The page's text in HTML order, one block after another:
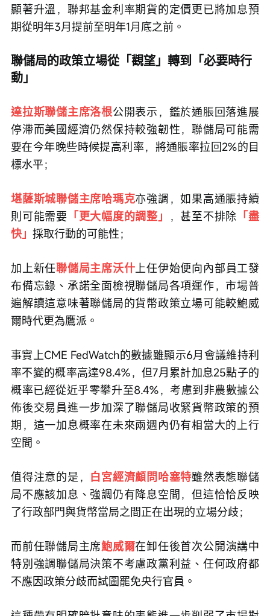
顯著升溫，聯邦基金利率期貨的定價更已將加息預
期從明年3月提前至明年1月底之前。
聯儲局的政策立場從「觀望」轉到「必要時行
動」
達拉斯聯儲主席洛根公開表示，鑑於通脹回落進展
停滯而美國經濟仍然保持較強韌性，聯儲局可能需
要在今年晚些時候提高利率，將通脹率拉回2%的目
標水平；
堪薩斯城聯儲主席哈瑪克亦強調，如果高通脹持續
則可能需要 「更大幅度的調整」 ，甚至不排除 「盡
快」 採取行動的可能性；
加上新任聯儲局主席沃什上任伊始便向內部員工發
布備忘錄、承諾全面檢視聯儲局各項運作，市場普
遍解讀這意味著聯儲局的貨幣政策立場可能較鮑威
爾時代更為鷹派。
事實上CME FedWatch的數據雖顯示6月會議維持利
率不變的概率高達98.4%，但7月累計加息25點子的
概率已經從近乎零攀升至8.4%，考慮到非農數據公
佈後交易員進一步加深了聯儲局收緊貨幣政策的預
期，這一加息概率在未來兩週內仍有相當大的上行
空間。
值得注意的是， 白宮經濟顧問哈塞特雖然表態聯儲
局不應該加息、強調仍有降息空間，但這恰恰反映
了行政部門與貨幣當局之間正在出現的立場分歧；
而前任聯儲局主席鮑威爾在卸任後首次公開演講中
特別強調聯儲局決策不考慮政黨利益、任何政府都
不應因政策分歧而試圖罷免央行官員。